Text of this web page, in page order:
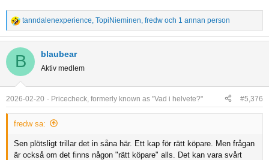
R
e
a
t
i
o
n
tanndalenexperience TopiNieminen fredw och 1 annan person
B blaubear
Aktiv medlem
2026-02-20 Pricecheck, formerly known as "Vad i helvete?" #5,376
fredw sa:
Sen plötsligt trillar det in såna här. Ett kap för rätt köpare. Men frågan
är också om det finns någon "rätt köpare" alls. Det kan vara svårt